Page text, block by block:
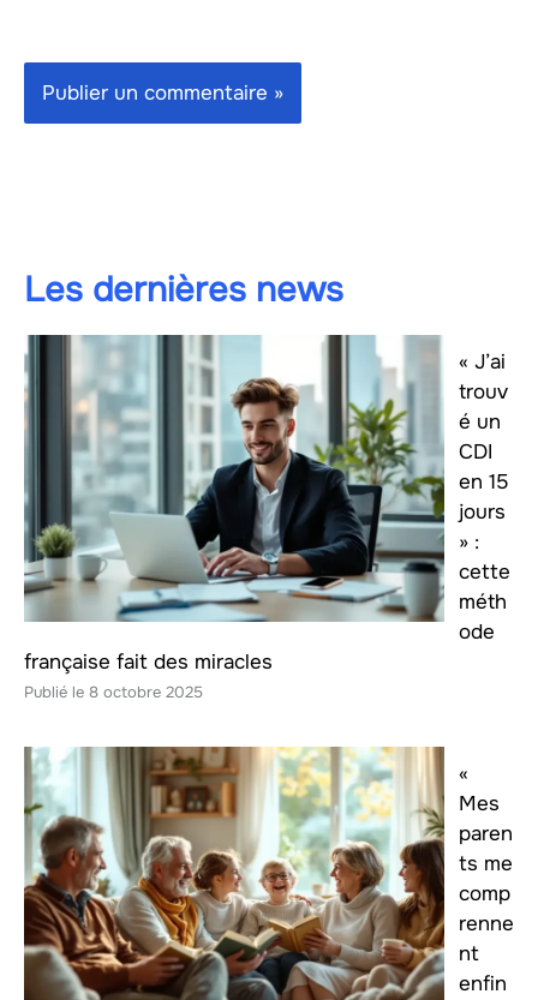
Les dernières news
« J’ai
trouv
é un
CDI
en 15
jours
» :
cette
méth
ode
française fait des miracles
8 octobre 2025
«
Mes
paren
ts me
comp
renne
nt
enfin